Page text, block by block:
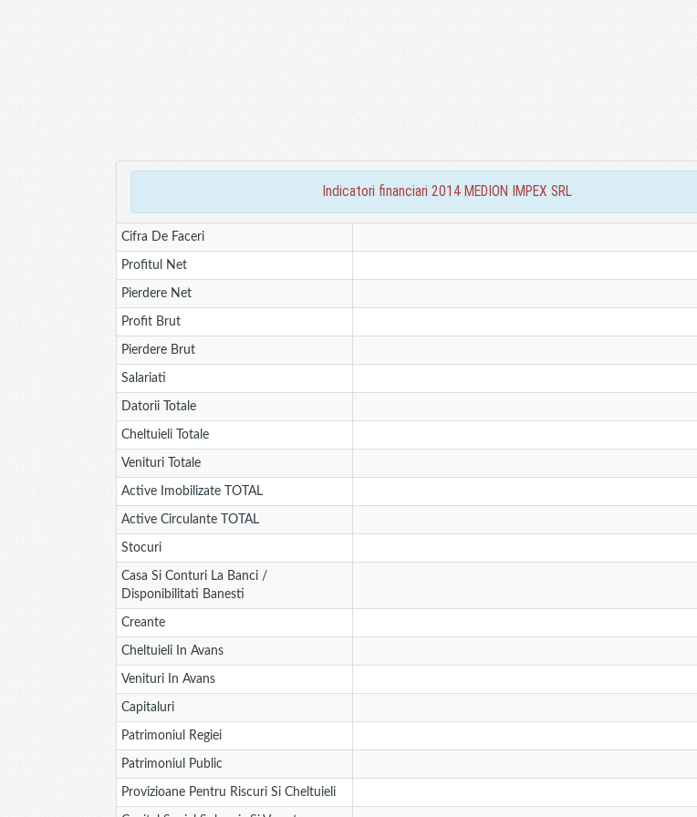
indicatori financiari 2014 MEDION IMPEX SRL
Cifra De Faceri
Profitul Net
Pierdere Net
Profit Brut
Pierdere Brut
Salariati
Datorii Totale
Cheltuieli Totale
Venituri Totale
Active Imobilizate TOTAL
Active Circulante TOTAL
Stocuri
Casa Si Conturi La Banci /
Disponibilitati Banesti
Creante
Cheltuieli In Avans
Venituri In Avans
Capitaluri
Patrimoniul Regiei
Patrimoniul Public
Provizioane Pentru Riscuri Si Cheltuieli